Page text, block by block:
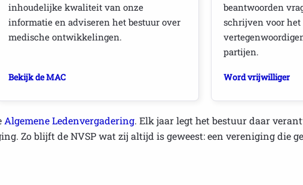
inhoudelijke kwaliteit van onze
informatie en adviseren het bestuur over
medische ontwikkelingen.
Bekijk de MAC
beantwoorden
schrijven voor het
partijen.
Word vrijwilliger
Algemene Ledenvergadering. Elk jaar legt het bestuur daar
Zo blijft de NVSP wat zij altijd is geweest: een vereniging die